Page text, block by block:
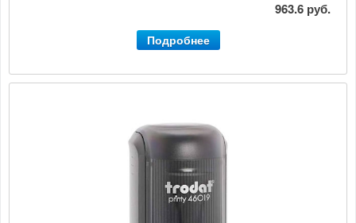
963.6 руб.
Подробнее